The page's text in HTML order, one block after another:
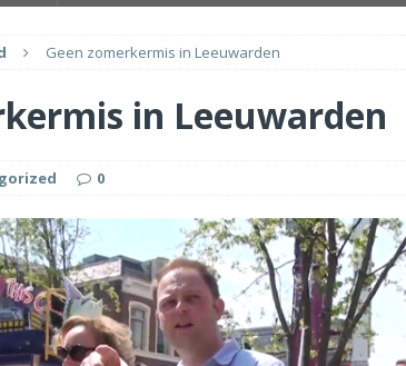
Geen zomerkermis in Leeuwarden
in Leeuwarden
0